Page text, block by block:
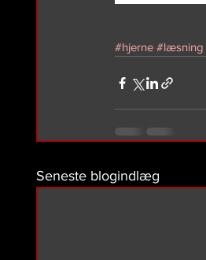
#hjerne #læsning
Seneste blogindlæg